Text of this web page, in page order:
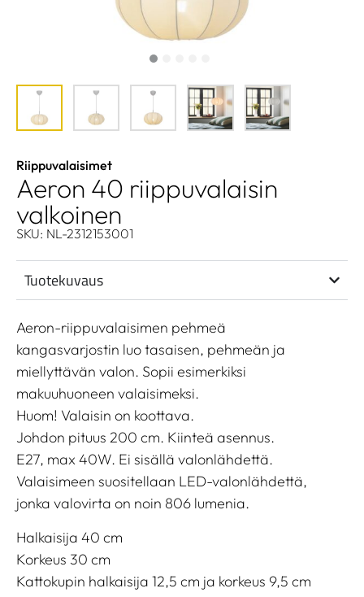
Riippuvalaisimet
Aeron 40 riippuvalaisin
valkoinen
SKU: NL-2312153001
Tuotekuvaus
Aeron-riippuvalaisimen pehmeä
kangasvarjostin luo tasaisen, pehmeän ja
miellyttävän valon. Sopii esimerkiksi
makuuhuoneen valaisimeksi.
Huom! Valaisin on koottava.
Johdon pituus 200 cm. Kiinteä asennus.
E27, max 40W. Ei sisällä valonlähdettä.
Valaisimeen suositellaan LED-valonlähdettä,
jonka valovirta on noin 806 lumenia.
Halkaisija 40 cm
Korkeus 30 cm
Kattokupin halkaisija 12,5 cm ja korkeus 9,5 cm